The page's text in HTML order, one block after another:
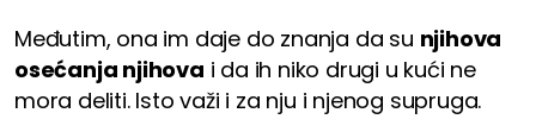
Međutim, ona im daje do znanja da su njihova
osećanja njihova i da ih niko drugi u kući ne
mora deliti. Isto važi i za nju i njenog supruga.